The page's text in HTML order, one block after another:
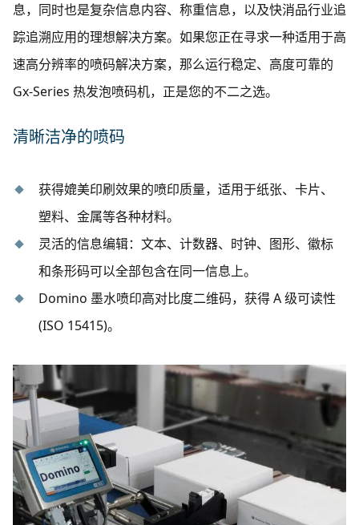
息，同时也是复杂信息内容、称重信息，以及快消品行业追
踪追溯应用的理想解决方案。如果您正在寻求一种适用于高
速高分辨率的喷码解决方案，那么运行稳定、高度可靠的
Gx-Series 热发泡喷码机，正是您的不二之选。
清晰洁净的喷码
获得媲美印刷效果的喷印质量，适用于纸张、卡片、
塑料、金属等各种材料。
灵活的信息编辑：文本、计数器、时钟、图形、徽标
和条形码可以全部包含在同一信息上。
Domino 墨水喷印高对比度二维码，获得 A 级可读性
(ISO 15415)。